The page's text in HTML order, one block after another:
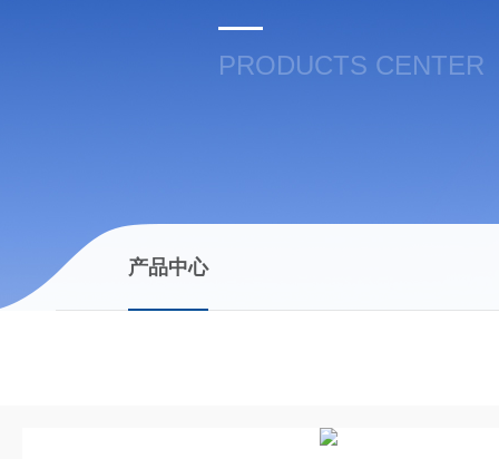
PRODUCTS CENTER
产品中心